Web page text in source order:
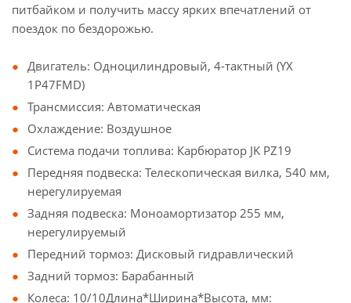
питбайком и получить массу ярких впечатлений от
поездок по бездорожью.
Двигатель: Одноцилиндровый, 4-тактный (YX
1P47FMD)
Трансмиссия: Автоматическая
Охлаждение: Воздушное
Система подачи топлива: Карбюратор JK PZ19
Передняя подвеска: Телескопическая вилка, 540 мм,
нерегулируемая
Задняя подвеска: Моноамортизатор 255 мм,
нерегулируемый
Передний тормоз: Дисковый гидравлический
Задний тормоз: Барабанный
Колеса: 10/10Длина*Ширина*Высота, мм: